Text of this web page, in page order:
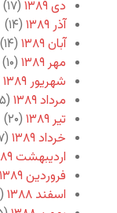
دی ۱۳۸۹
(۱۷)
آذر ۱۳۸۹
(۱۴)
آبان ۱۳۸۹
(۱۴)
مهر ۱۳۸۹
(۱۰)
شهریور ۱۳۸۹
مرداد ۱۳۸۹
(۱۵)
تیر ۱۳۸۹
(۲۰)
خرداد ۱۳۸۹
(۱۷)
اردیبهشت ۱۳۸۹
فروردین ۱۳۸۹
اسفند ۱۳۸۸
(۱۵)